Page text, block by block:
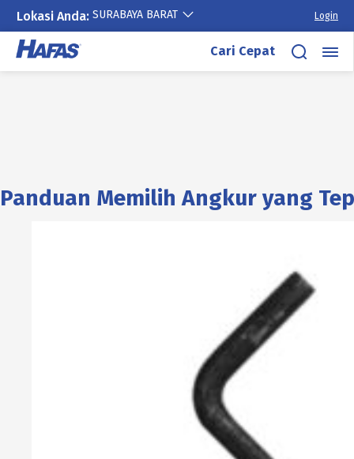
Lokasi Anda: SURABAYA BARAT Login
Lewati
Cari Cepat
Panduan Memilih Angkur yang